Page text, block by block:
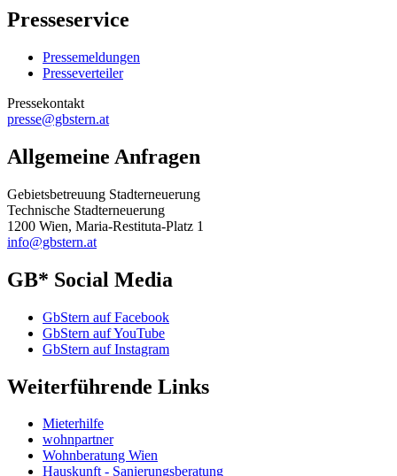
Presseservice
Pressemeldungen
Presseverteiler
Pressekontakt
presse@gbstern.at
Allgemeine Anfragen
Gebietsbetreuung Stadterneuerung
Technische Stadterneuerung
1200 Wien, Maria-Restituta-Platz 1
info@gbstern.at
GB* Social Media
GbStern auf Facebook
GbStern auf YouTube
GbStern auf Instagram
Weiterführende Links
Mieterhilfe
wohnpartner
Wohnberatung Wien
Hauskunft - Sanierungsberatung